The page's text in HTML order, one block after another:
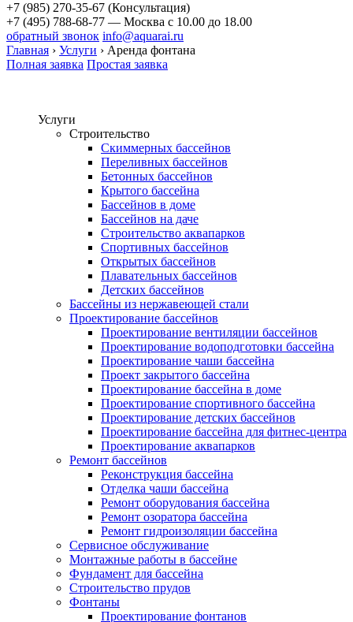
+7 (985) 270-35-67 (Консультация)
+7 (495) 788-68-77 — Москва с 10.00 до 18.00
обратный звонок info@aquarai.ru
Главная › Услуги › Аренда фонтана
Полная заявка Простая заявка
Услуги
Строительство
Скиммерных бассейнов
Переливных бассейнов
Бетонных бассейнов
Крытого бассейна
Бассейнов в доме
Бассейнов на даче
Строительство аквапарков
Спортивных бассейнов
Открытых бассейнов
Плавательных бассейнов
Детских бассейнов
Бассейны из нержавеющей стали
Проектирование бассейнов
Проектирование вентиляции бассейнов
Проектирование водоподготовки бассейна
Проектирование чаши бассейна
Проект закрытого бассейна
Проектирование бассейна в доме
Проектирование спортивного бассейна
Проектирование детских бассейнов
Проектирование бассейна для фитнес-центра
Проектирование аквапарков
Ремонт бассейнов
Реконструкция бассейна
Отделка чаши бассейна
Ремонт оборудования бассейна
Ремонт озоратора бассейна
Ремонт гидроизоляции бассейна
Сервисное обслуживание
Монтажные работы в бассейне
Фундамент для бассейна
Строительство прудов
Фонтаны
Проектирование фонтанов